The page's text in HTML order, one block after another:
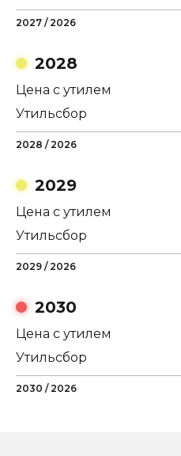
2027 / 2026
2028
Цена с утилем
Утильсбор
2028 / 2026
2029
Цена с утилем
Утильсбор
2029 / 2026
2030
Цена с утилем
Утильсбор
2030 / 2026